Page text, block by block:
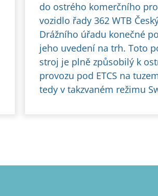
do ostrého komerčního
vozidlo řady 362 WTB
Drážního úřadu konečné
jeho uvedení na trh. Toto
stroj je plně způsobilý k
provozu pod ETCS na
tedy v takzvaném režimu